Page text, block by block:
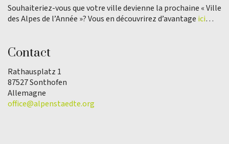
Souhaiteriez-vous que votre ville devienne la prochaine « Ville
des Alpes de l’Année »? Vous en découvrirez d’avantage ici…
Contact
Rathausplatz 1
87527 Sonthofen
Allemagne
office@alpenstaedte.org